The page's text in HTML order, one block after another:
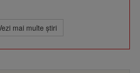
mai multe ştiri